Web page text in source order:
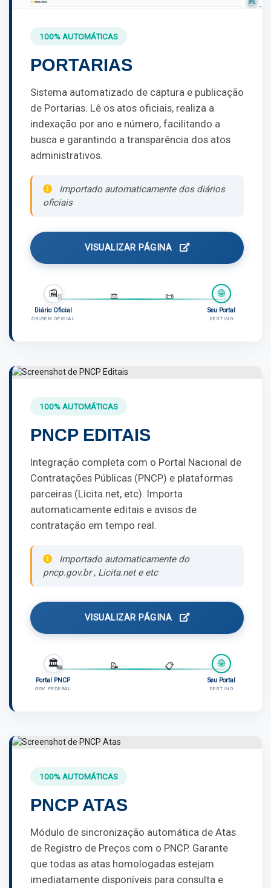
100% AUTOMÁTICAS
PORTARIAS
Sistema automatizado de captura e publicação
de Portarias. Lê os atos oficiais, realiza a
indexação por ano e número, facilitando a
busca e garantindo a transparência dos atos
administrativos.
Importado automaticamente dos diários
oficiais
VISUALIZAR PÁGINA
📰
Diário Oficial
ORIGEM OFICIAL
📄
📜 ⚖️
📄 🌐
Seu Portal
DESTINO
100% AUTOMÁTICAS
PNCP EDITAIS
Integração completa com o Portal Nacional de
Contratações Públicas (PNCP) e plataformas
parceiras (Licita.net, etc). Importa
automaticamente editais e avisos de
contratação em tempo real.
Importado automaticamente do
pncp.gov.br , Licita.net e etc
VISUALIZAR PÁGINA
🏛️
Portal PNCP
GOV. FEDERAL
📄
📋 📝
💼 🌐
Seu Portal
DESTINO
100% AUTOMÁTICAS
PNCP ATAS
Módulo de sincronização automática de Atas
de Registro de Preços com o PNCP. Garante
que todas as atas homologadas estejam
imediatamente disponíveis para consulta e